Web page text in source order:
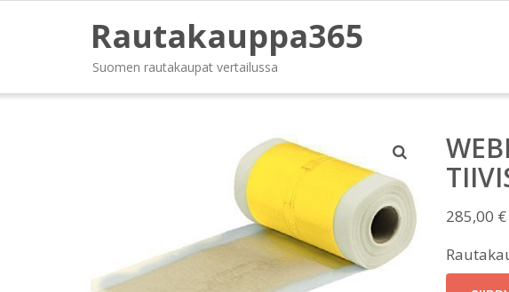
Rautakauppa365
Suomen rautakaupat vertailussa
285,00 €